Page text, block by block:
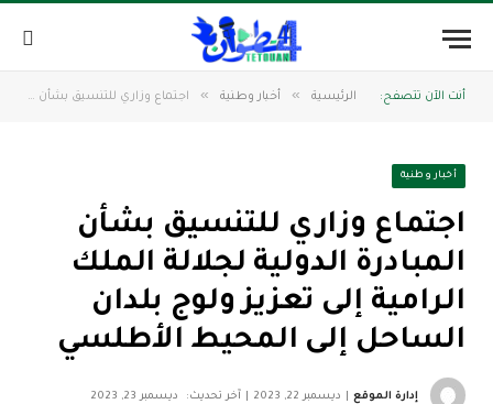
أنت الآن تتصفح: الرئيسية » أخبار وطنية » اجتماع وزاري للتنسيق بشأن المبادرة الدولية لجلالة الملك الرامية إلى تعزيز ولوج بلدان الساحل إلى المحيط الأطلسي
أخبار وطنية
اجتماع وزاري للتنسيق بشأن
المبادرة الدولية لجلالة الملك
الرامية إلى تعزيز ولوج بلدان
الساحل إلى المحيط الأطلسي
إدارة الموقع ديسمبر 22, 2023 آخر تحديث: ديسمبر 23, 2023